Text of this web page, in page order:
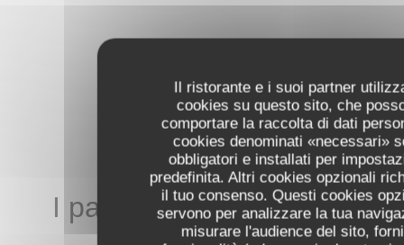
Il ristorante e i suoi partner
cookies su questo sito, che
comportare la raccolta di dati
cookies denominati «necessari»
obbligatori e installati per
predefinita. Altri cookies opzionali
il tuo consenso. Questi cookies
servono per analizzare la tua
misurare l'audience del sito,
I pareri dei nostri clienti